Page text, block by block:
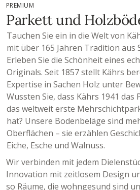
PREMIUM
Parkett und
Tauchen Sie ein in die Welt von
mit über 165 Jahren Tradition aus
Erleben Sie die Schönheit eines
Originals. Seit 1857 stellt Kährs
Expertise in Sachen Holz unter
Wussten Sie, dass Kährs 1941 das
das weltweit erste
hat? Unsere Bodenbeläge sind
Oberflächen – sie erzählen
Eiche, Esche und Walnuss.
Wir verbinden mit jedem
Innovation mit zeitlosem Design
so Räume, die wohngesund sind